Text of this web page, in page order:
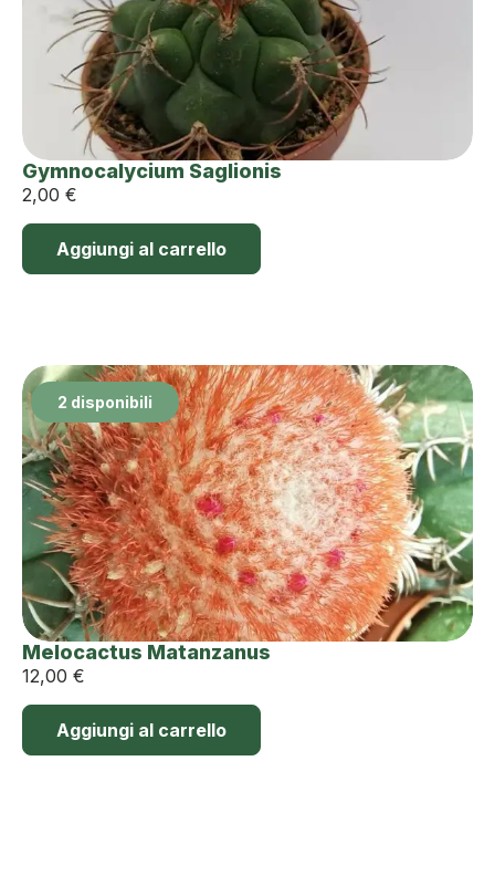
Gymnocalycium Saglionis
2,00 €
Aggiungi al carrello
2 disponibili
Melocactus Matanzanus
12,00 €
Aggiungi al carrello